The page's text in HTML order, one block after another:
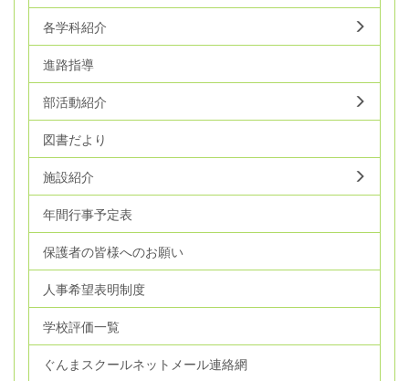
各学科紹介
進路指導
部活動紹介
図書だより
施設紹介
年間行事予定表
保護者の皆様へのお願い
人事希望表明制度
学校評価一覧
ぐんまスクールネットメール連絡網